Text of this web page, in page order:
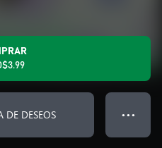
DE DESEOS ● ● ●